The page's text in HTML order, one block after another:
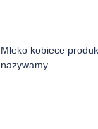
Mleko kobiece
nazywamy